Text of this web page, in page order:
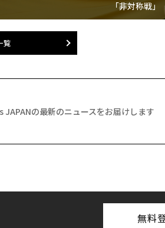
「非対称戦」
覧
JAPANの最新のニュースをお届けします
無料